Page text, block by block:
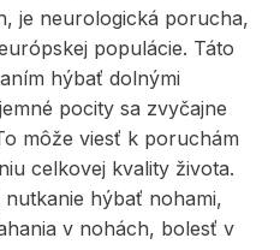
je neurologická porucha,
populácie. Táto
hýbať dolnými
pocity sa zvyčajne
môže viesť k poruchám
celkovej kvality života.
hýbať nohami,
v nohách, bolesť v